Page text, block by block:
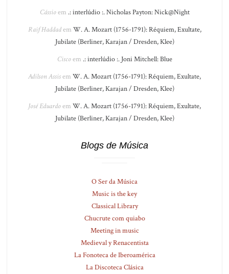
Cássioem .: interlúdio :. Nicholas Payton: Nick@Night
Raif Haddadem W. A. Mozart (1756-1791): Réquiem, Exultate,
Jubilate (Berliner, Karajan / Dresden, Klee)
Ciscoem .: interlúdio :. Joni Mitchell: Blue
Adilson Assisem W. A. Mozart (1756-1791): Réquiem, Exultate,
Jubilate (Berliner, Karajan / Dresden, Klee)
José Eduardoem W. A. Mozart (1756-1791): Réquiem, Exultate,
Jubilate (Berliner, Karajan / Dresden, Klee)
Blogs de Música
O Ser da Música
Music is the key
Classical Library
Chucrute com quiabo
Meeting in music
Medieval y Renacentista
La Fonoteca de Iberoamérica
La Discoteca Clásica